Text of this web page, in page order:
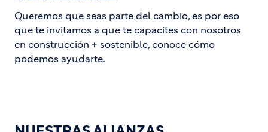
Queremos que seas parte del cambio, es por eso
que te invitamos a que te capacites con nosotros
en construcción + sostenible, conoce cómo
podemos ayudarte.